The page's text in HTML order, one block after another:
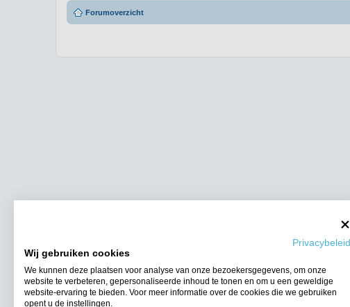
Privacybeleid
Wij gebruiken cookies
We kunnen deze plaatsen voor analyse van onze bezoekersgegevens, om onze
website te verbeteren, gepersonaliseerde inhoud te tonen en om u een geweldige
website-ervaring te bieden. Voor meer informatie over de cookies die we gebruiken
opent u de instellingen.
Forumoverzicht